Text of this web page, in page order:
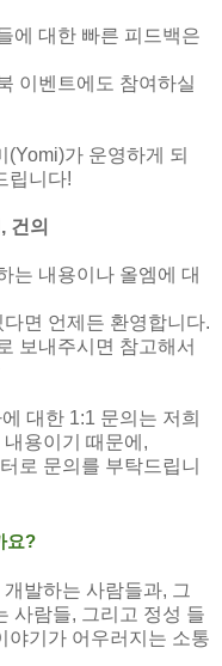
에 대한 빠른 피드백은
이벤트에도 참여하실
(Yomi)가 운영하게 되
립니다!
, 건의
는 내용이나 올엠에 대
면 언제든 환영합니다.
로 보내주시면 참고해서
대한 1:1 문의는 저희
용이기 때문에 ,
로 문의를 부탁드립니
요?
개발하는 사람들과, 그
사람들, 그리고 정성 들
야기가 어우러지는 소통